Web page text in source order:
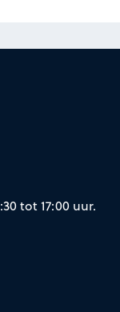
tot 17:00 uur.